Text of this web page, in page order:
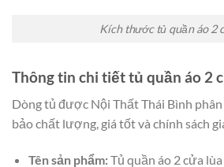
Kích thước tủ quần áo 2
Thông tin chi tiết tủ quần áo 2
Dòng tủ được Nội Thất Thái Bình
bảo chất lượng, giá tốt và chính sách
Tên sản phẩm:Tủ quần áo 2 cửa lùa